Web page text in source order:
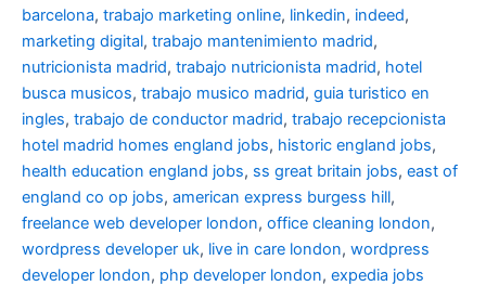
barcelona, trabajo marketing online, linkedin, indeed,
marketing digital, trabajo mantenimiento madrid,
nutricionista madrid, trabajo nutricionista madrid, hotel
busca musicos, trabajo musico madrid, guia turistico en
ingles, trabajo de conductor madrid, trabajo recepcionista
hotel madrid homes england jobs, historic england jobs,
health education england jobs, ss great britain jobs, east of
england co op jobs, american express burgess hill,
freelance web developer london, office cleaning london,
wordpress developer uk, live in care london, wordpress
developer london, php developer london, expedia jobs